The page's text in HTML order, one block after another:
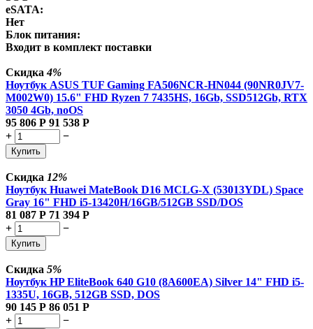
eSATA:
Нет
Блок питания:
Входит в комплект поставки
Скидка4%
Ноутбук ASUS TUF Gaming FA506NCR-HN044 (90NR0JV7-
M002W0) 15.6" FHD Ryzen 7 7435HS, 16Gb, SSD512Gb, RTX
3050 4Gb, noOS
95 806 Р 91 538 Р
+
−
Купить
Скидка 12%
Ноутбук Huawei MateBook D16 MCLG-X (53013YDL) Space
Gray 16" FHD i5-13420H/16GB/512GB SSD/DOS
81 087 Р 71 394 Р
+
−
Купить
Скидка 5%
Ноутбук HP EliteBook 640 G10 (8A600EA) Silver 14" FHD i5-
1335U, 16GB, 512GB SSD, DOS
90 145 Р 86 051 Р
+
−